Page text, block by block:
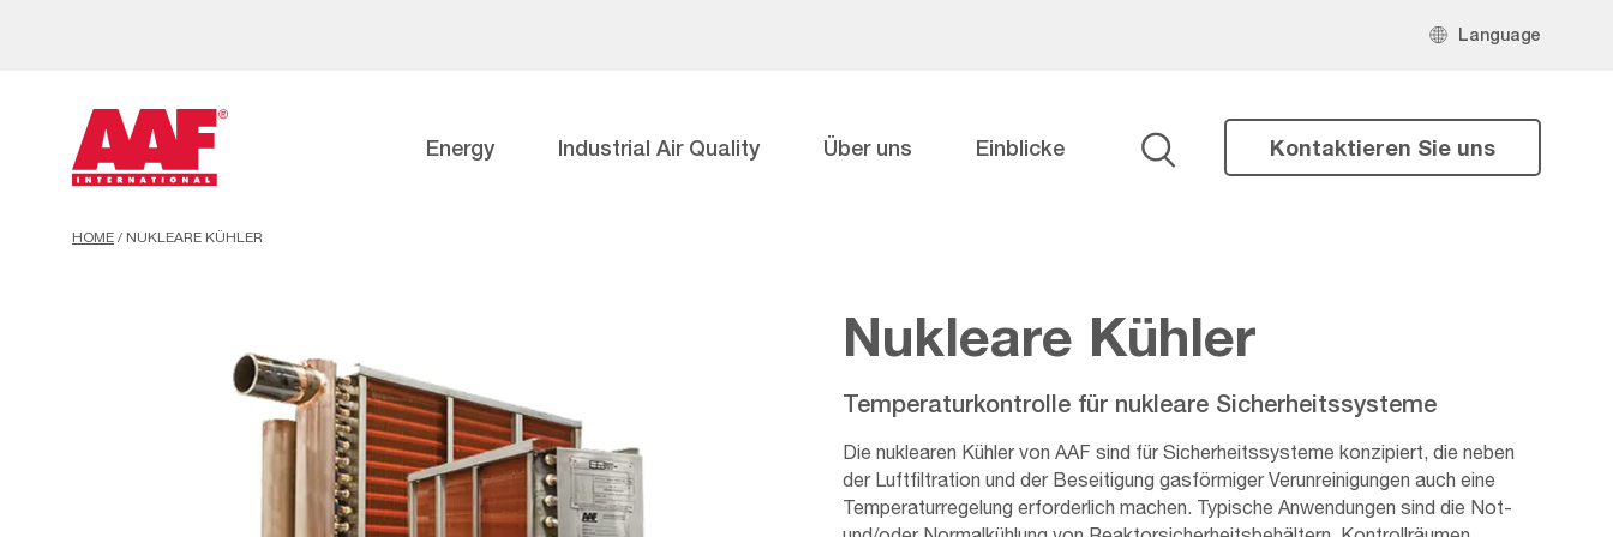
Language
Kontaktieren Sie uns
Energy Industrial Air Quality Über uns Einblicke
HOME / NUKLEARE KÜHLER
Nukleare Kühler
Temperaturkontrolle für nukleare Sicherheitssysteme
Die nuklearen Kühler von AAF sind für Sicherheitssysteme konzipiert, die neben
der Luftfiltration und der Beseitigung gasförmiger Verunreinigungen auch eine
Temperaturregelung erforderlich machen. Typische Anwendungen sind die Not-